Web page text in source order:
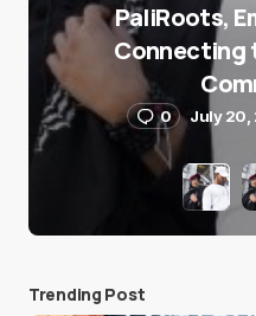
PaliRoots,
Connecting
0 July 20,
Trending Post